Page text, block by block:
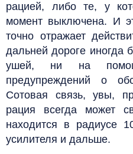
рацией, либо те, у
момент выключена. И
точно отражает
дальней дороге иногда
ушей, ни на
предупреждений о
Сотовая связь, увы,
рация всегда может
находится в радиусе
усилителя и дальше.